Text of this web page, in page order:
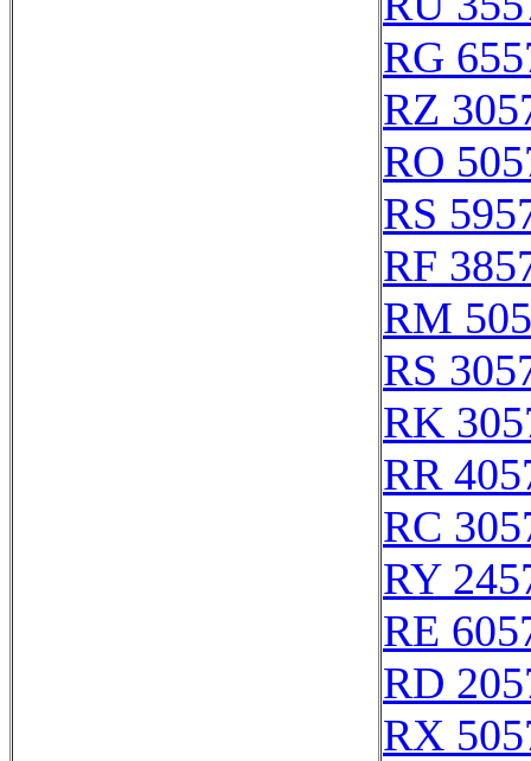
RG
RZ
RO
RS
RF
RM
RS
RK
RR
RC
RY
RE
RD
RX